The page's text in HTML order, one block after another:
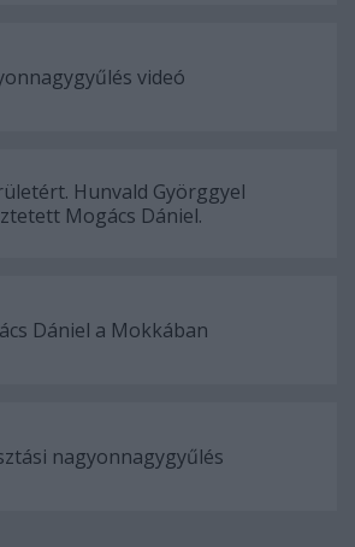
videó
Hunvald Györggyel
Mogács Dániel.
Dániel a Mokkában
nagyonnagygyűlés